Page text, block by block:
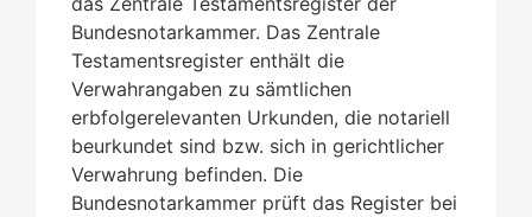
Bundesnotarkammer. Das Zentrale
Testamentsregister enthält die
Verwahrangaben zu sämtlichen
erbfolgerelevanten Urkunden, die notariell
beurkundet sind bzw. sich in gerichtlicher
Verwahrung befinden. Die
Bundesnotarkammer prüft das Register bei